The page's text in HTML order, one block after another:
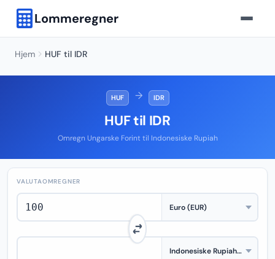
Lommeregner
Hjem HUF til IDR
HUF → IDR
HUF til IDR
Omregn Ungarske Forint til Indonesiske Rupiah
VALUTAOMREGNER